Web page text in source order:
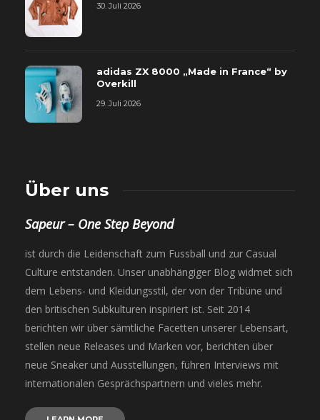
30. Juli 2026
adidas ZX 8000 „Made in France“ by
Overkill
29. Juli 2026
Über uns
Sapeur – One Step Beyond
ist durch die Leidenschaft zum Fussball und zur Casual
Culture entstanden. Unser unabhängiger Blog widmet sich
dem Lebens- und Kleidungsstil, der von der Tribüne und
den britischen Subkulturen inspiriert ist. Seit 2014
berichten wir über sämtliche Facetten unserer Lebensart,
stellen neue Releases und Marken vor, berichten über
neue Sneaker und Ausstellungen, führen Interviews mit
internationalen Gesprächspartnern und vieles mehr.